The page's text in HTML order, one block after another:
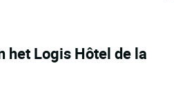
het Logis Hôtel de la